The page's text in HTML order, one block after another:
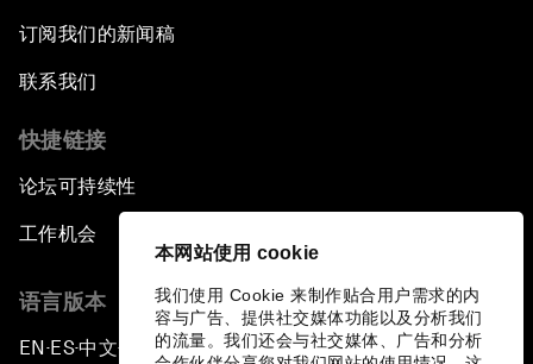
本网站使用 cookie
我们使用 Cookie 来制作贴合用户需求的内
容与广告、提供社交媒体功能以及分析我们
的流量。我们还会与社交媒体、广告和分析
订阅我们的新闻稿
联系我们
快捷链接
论坛可持续性
工作机会
语言版本
EN ▪ ES▪中文▪ 日本語